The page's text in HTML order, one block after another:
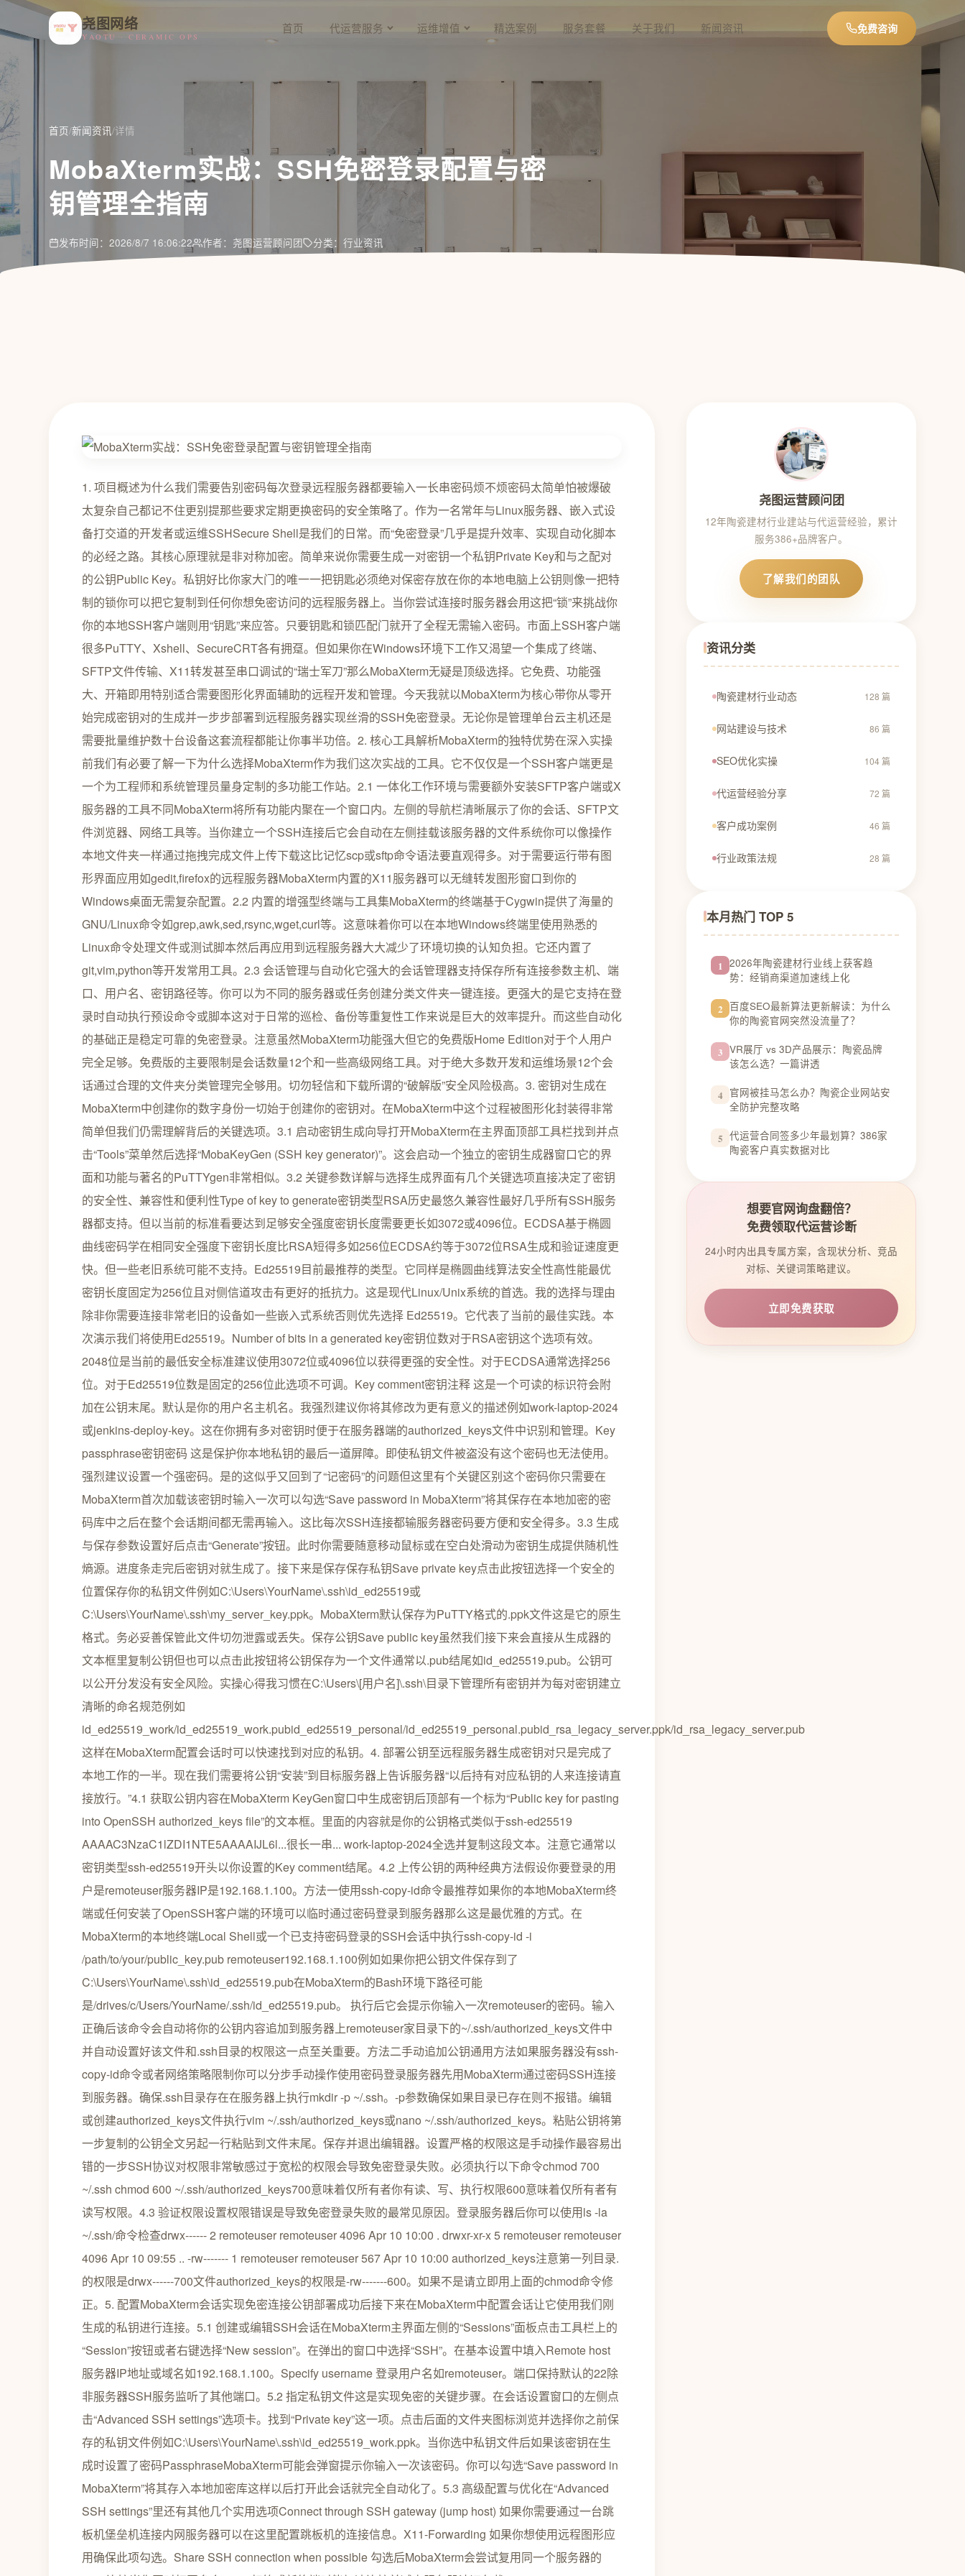
尧图网络
YAOTU · CERAMIC OPS
首页 代运营服务 运维增值 精选案例 服务套餐 关于我们 新闻资讯 免费咨询
首页/新闻资讯/详情
MobaXterm实战：SSH免密登录配置与密
钥管理全指南
发布时间：2026/8/7 16:06:22 作者：尧图运营顾问团 分类：行业资讯
1. 项目概述为什么我们需要告别密码每次登录远程服务器都要输入一长串密码烦不烦密码太简单怕被爆破
太复杂自己都记不住更别提那些要求定期更换密码的安全策略了。作为一名常年与Linux服务器、嵌入式设
备打交道的开发者或运维SSHSecure Shell是我们的日常。而“免密登录”几乎是提升效率、实现自动化脚本
的必经之路。其核心原理就是非对称加密。简单来说你需要生成一对密钥一个私钥Private Key和与之配对
的公钥Public Key。私钥好比你家大门的唯一一把钥匙必须绝对保密存放在你的本地电脑上公钥则像一把特
制的锁你可以把它复制到任何你想免密访问的远程服务器上。当你尝试连接时服务器会用这把“锁”来挑战你
你的本地SSH客户端则用“钥匙”来应答。只要钥匙和锁匹配门就开了全程无需输入密码。市面上SSH客户端
很多PuTTY、Xshell、SecureCRT各有拥趸。但如果你在Windows环境下工作又渴望一个集成了终端、
SFTP文件传输、X11转发甚至串口调试的“瑞士军刀”那么MobaXterm无疑是顶级选择。它免费、功能强
大、开箱即用特别适合需要图形化界面辅助的远程开发和管理。今天我就以MobaXterm为核心带你从零开
始完成密钥对的生成并一步步部署到远程服务器实现丝滑的SSH免密登录。无论你是管理单台云主机还是
需要批量维护数十台设备这套流程都能让你事半功倍。2. 核心工具解析MobaXterm的独特优势在深入实操
前我们有必要了解一下为什么选择MobaXterm作为我们这次实战的工具。它不仅仅是一个SSH客户端更是
一个为工程师和系统管理员量身定制的多功能工作站。2.1 一体化工作环境与需要额外安装SFTP客户端或X
服务器的工具不同MobaXterm将所有功能内聚在一个窗口内。左侧的导航栏清晰展示了你的会话、SFTP文
件浏览器、网络工具等。当你建立一个SSH连接后它会自动在左侧挂载该服务器的文件系统你可以像操作
本地文件夹一样通过拖拽完成文件上传下载这比记忆scp或sftp命令语法要直观得多。对于需要运行带有图
形界面应用如gedit,firefox的远程服务器MobaXterm内置的X11服务器可以无缝转发图形窗口到你的
Windows桌面无需复杂配置。2.2 内置的增强型终端与工具集MobaXterm的终端基于Cygwin提供了海量的
GNU/Linux命令如grep,awk,sed,rsync,wget,curl等。这意味着你可以在本地Windows终端里使用熟悉的
Linux命令处理文件或测试脚本然后再应用到远程服务器大大减少了环境切换的认知负担。它还内置了
git,vim,python等开发常用工具。2.3 会话管理与自动化它强大的会话管理器支持保存所有连接参数主机、端
口、用户名、密钥路径等。你可以为不同的服务器或任务创建分类文件夹一键连接。更强大的是它支持在登
录时自动执行预设命令或脚本这对于日常的巡检、备份等重复性工作来说是巨大的效率提升。而这些自动化
的基础正是稳定可靠的免密登录。注意虽然MobaXterm功能强大但它的免费版Home Edition对于个人用户
完全足够。免费版的主要限制是会话数量12个和一些高级网络工具。对于绝大多数开发和运维场景12个会
话通过合理的文件夹分类管理完全够用。切勿轻信和下载所谓的“破解版”安全风险极高。3. 密钥对生成在
MobaXterm中创建你的数字身份一切始于创建你的密钥对。在MobaXterm中这个过程被图形化封装得非常
简单但我们仍需理解背后的关键选项。3.1 启动密钥生成向导打开MobaXterm在主界面顶部工具栏找到并点
击“Tools”菜单然后选择“MobaKeyGen (SSH key generator)”。这会启动一个独立的密钥生成器窗口它的界
面和功能与著名的PuTTYgen非常相似。3.2 关键参数详解与选择生成界面有几个关键选项直接决定了密钥
的安全性、兼容性和便利性Type of key to generate密钥类型RSA历史最悠久兼容性最好几乎所有SSH服务
器都支持。但以当前的标准看要达到足够安全强度密钥长度需要更长如3072或4096位。ECDSA基于椭圆
曲线密码学在相同安全强度下密钥长度比RSA短得多如256位ECDSA约等于3072位RSA生成和验证速度更
快。但一些老旧系统可能不支持。Ed25519目前最推荐的类型。它同样是椭圆曲线算法安全性高性能最优
密钥长度固定为256位且对侧信道攻击有更好的抵抗力。这是现代Linux/Unix系统的首选。我的选择与理由
除非你需要连接非常老旧的设备如一些嵌入式系统否则优先选择 Ed25519。它代表了当前的最佳实践。本
次演示我们将使用Ed25519。Number of bits in a generated key密钥位数对于RSA密钥这个选项有效。
2048位是当前的最低安全标准建议使用3072位或4096位以获得更强的安全性。对于ECDSA通常选择256
位。对于Ed25519位数是固定的256位此选项不可调。Key comment密钥注释 这是一个可读的标识符会附
加在公钥末尾。默认是你的用户名主机名。我强烈建议你将其修改为更有意义的描述例如work-laptop-2024
或jenkins-deploy-key。这在你拥有多对密钥时便于在服务器端的authorized_keys文件中识别和管理。Key
passphrase密钥密码 这是保护你本地私钥的最后一道屏障。即使私钥文件被盗没有这个密码也无法使用。
强烈建议设置一个强密码。是的这似乎又回到了“记密码”的问题但这里有个关键区别这个密码你只需要在
MobaXterm首次加载该密钥时输入一次可以勾选“Save password in MobaXterm”将其保存在本地加密的密
码库中之后在整个会话期间都无需再输入。这比每次SSH连接都输服务器密码要方便和安全得多。3.3 生成
与保存参数设置好后点击“Generate”按钮。此时你需要随意移动鼠标或在空白处滑动为密钥生成提供随机性
熵源。进度条走完后密钥对就生成了。接下来是保存保存私钥Save private key点击此按钮选择一个安全的
位置保存你的私钥文件例如C:\Users\YourName\.ssh\id_ed25519或
C:\Users\YourName\.ssh\my_server_key.ppk。MobaXterm默认保存为PuTTY格式的.ppk文件这是它的原生
格式。务必妥善保管此文件切勿泄露或丢失。保存公钥Save public key虽然我们接下来会直接从生成器的
文本框里复制公钥但也可以点击此按钮将公钥保存为一个文件通常以.pub结尾如id_ed25519.pub。公钥可
以公开分发没有安全风险。实操心得我习惯在C:\Users\[用户名]\.ssh\目录下管理所有密钥并为每对密钥建立
清晰的命名规范例如
id_ed25519_work/id_ed25519_work.pubid_ed25519_personal/id_ed25519_personal.pubid_rsa_legacy_server.ppk/id_rsa_legacy_server.pub
这样在MobaXterm配置会话时可以快速找到对应的私钥。4. 部署公钥至远程服务器生成密钥对只是完成了
本地工作的一半。现在我们需要将公钥“安装”到目标服务器上告诉服务器“以后持有对应私钥的人来连接请直
接放行。”4.1 获取公钥内容在MobaXterm KeyGen窗口中生成密钥后顶部有一个标为“Public key for pasting
into OpenSSH authorized_keys file”的文本框。里面的内容就是你的公钥格式类似于ssh-ed25519
AAAAC3NzaC1lZDI1NTE5AAAAIJL6l...很长一串... work-laptop-2024全选并复制这段文本。注意它通常以
密钥类型ssh-ed25519开头以你设置的Key comment结尾。4.2 上传公钥的两种经典方法假设你要登录的用
户是remoteuser服务器IP是192.168.1.100。方法一使用ssh-copy-id命令最推荐如果你的本地MobaXterm终
端或任何安装了OpenSSH客户端的环境可以临时通过密码登录到服务器那么这是最优雅的方式。在
MobaXterm的本地终端Local Shell或一个已支持密码登录的SSH会话中执行ssh-copy-id -i
/path/to/your/public_key.pub remoteuser192.168.1.100例如如果你把公钥文件保存到了
C:\Users\YourName\.ssh\id_ed25519.pub在MobaXterm的Bash环境下路径可能
是/drives/c/Users/YourName/.ssh/id_ed25519.pub。 执行后它会提示你输入一次remoteuser的密码。输入
正确后该命令会自动将你的公钥内容追加到服务器上remoteuser家目录下的~/.ssh/authorized_keys文件中
并自动设置好该文件和.ssh目录的权限这一点至关重要。方法二手动追加公钥通用方法如果服务器没有ssh-
copy-id命令或者网络策略限制你可以分步手动操作使用密码登录服务器先用MobaXterm通过密码SSH连接
到服务器。确保.ssh目录存在在服务器上执行mkdir -p ~/.ssh。-p参数确保如果目录已存在则不报错。编辑
或创建authorized_keys文件执行vim ~/.ssh/authorized_keys或nano ~/.ssh/authorized_keys。粘贴公钥将第
一步复制的公钥全文另起一行粘贴到文件末尾。保存并退出编辑器。设置严格的权限这是手动操作最容易出
错的一步SSH协议对权限非常敏感过于宽松的权限会导致免密登录失败。必须执行以下命令chmod 700
~/.ssh chmod 600 ~/.ssh/authorized_keys700意味着仅所有者你有读、写、执行权限600意味着仅所有者有
读写权限。4.3 验证权限设置权限错误是导致免密登录失败的最常见原因。登录服务器后你可以使用ls -la
~/.ssh/命令检查drwx------ 2 remoteuser remoteuser 4096 Apr 10 10:00 . drwxr-xr-x 5 remoteuser remoteuser
4096 Apr 10 09:55 .. -rw------- 1 remoteuser remoteuser 567 Apr 10 10:00 authorized_keys注意第一列目录.
的权限是drwx------700文件authorized_keys的权限是-rw-------600。如果不是请立即用上面的chmod命令修
正。5. 配置MobaXterm会话实现免密连接公钥部署成功后接下来在MobaXterm中配置会话让它使用我们刚
生成的私钥进行连接。5.1 创建或编辑SSH会话在MobaXterm主界面左侧的“Sessions”面板点击工具栏上的
“Session”按钮或者右键选择“New session”。在弹出的窗口中选择“SSH”。在基本设置中填入Remote host
服务器IP地址或域名如192.168.1.100。Specify username 登录用户名如remoteuser。端口保持默认的22除
非服务器SSH服务监听了其他端口。5.2 指定私钥文件这是实现免密的关键步骤。在会话设置窗口的左侧点
击“Advanced SSH settings”选项卡。找到“Private key”这一项。点击后面的文件夹图标浏览并选择你之前保
存的私钥文件例如C:\Users\YourName\.ssh\id_ed25519_work.ppk。当你选中私钥文件后如果该密钥在生
成时设置了密码PassphraseMobaXterm可能会弹窗提示你输入一次该密码。你可以勾选“Save password in
MobaXterm”将其存入本地加密库这样以后打开此会话就完全自动化了。5.3 高级配置与优化在“Advanced
SSH settings”里还有其他几个实用选项Connect through SSH gateway (jump host) 如果你需要通过一台跳
板机堡垒机连接内网服务器可以在这里配置跳板机的连接信息。X11-Forwarding 如果你想使用远程图形应
用确保此项勾选。Share SSH connection when possible 勾选后MobaXterm会尝试复用同一个服务器的
尧图运营顾问团
12年陶瓷建材行业建站与代运营经验，累计
服务386+品牌客户。
了解我们的团队
资讯分类
陶瓷建材行业动态 128 篇
网站建设与技术 86 篇
SEO优化实操 104 篇
代运营经验分享 72 篇
客户成功案例 46 篇
行业政策法规 28 篇
本月热门 TOP 5
1 2026年陶瓷建材行业线上获客趋
势：经销商渠道加速线上化
2 百度SEO最新算法更新解读：为什么
你的陶瓷官网突然没流量了？
3 VR展厅 vs 3D产品展示：陶瓷品牌
该怎么选？一篇讲透
4 官网被挂马怎么办？陶瓷企业网站安
全防护完整攻略
5 代运营合同签多少年最划算？386家
陶瓷客户真实数据对比
想要官网询盘翻倍？
免费领取代运营诊断
24小时内出具专属方案，含现状分析、竞品
对标、关键词策略建议。
立即免费获取